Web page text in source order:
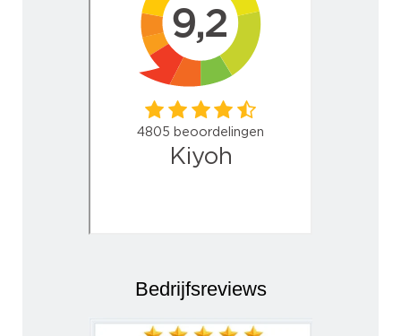
Bedrijfsreviews